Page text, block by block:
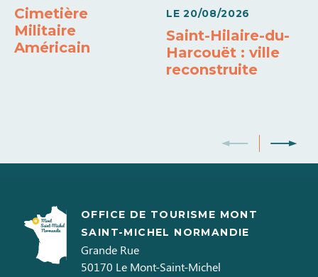
Cimetière
Militaire
Américain
LE 20/08/2026
Saint-Hilaire-du-
Harcouët : ville
reconstruite
OFFICE DE TOURISME MONT
SAINT-MICHEL NORMANDIE
Grande Rue
50170 Le Mont-Saint-Michel